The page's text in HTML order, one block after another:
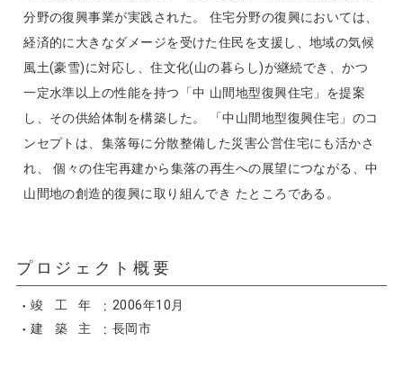
分野の復興事業が実践された。 住宅分野の復興においては、
経済的に大きなダメージを受けた住民を支援し、地域の気候
風土(豪雪)に対応し、住文化(山の暮らし)が継続でき、かつ
一定水準以上の性能を持つ「中 山間地型復興住宅」を提案
し、その供給体制を構築した。 「中山間地型復興住宅」のコ
ンセプトは、集落毎に分散整備した災害公営住宅にも活かさ
れ、 個々の住宅再建から集落の再生への展望につながる、中
山間地の創造的復興に取り組んでき たところである。
プロジェクト概要
竣工年
2006年10月
建築主
長岡市